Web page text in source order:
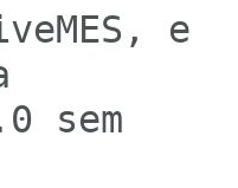
e
sem